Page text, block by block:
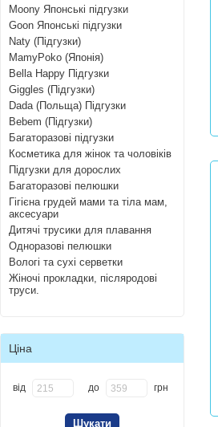
Moony Японські підгузки
Goon Японські підгузки
Naty (Підгузки)
MamyPoko (Японія)
Bella Happy Підгузки
Giggles (Підгузки)
Dada (Польща) Підгузки
Bebem (Підгузки)
Багаторазові підгузки
Косметика для жінок та чоловіків
Підгузки для дорослих
Багаторазові пелюшки
Гігієна грудей мами та тіла мам,
аксесуари
Дитячі трусики для плавання
Одноразові пелюшки
Вологі та сухі серветки
Жіночі прокладки, післяродові
труси.
Ціна
від до грн